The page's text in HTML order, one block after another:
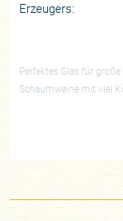
Erzeugers:
Perfektes Glas für
Schaumweine mit viel